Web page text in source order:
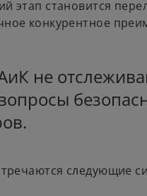
этап становится
конкурентное
не
следующие